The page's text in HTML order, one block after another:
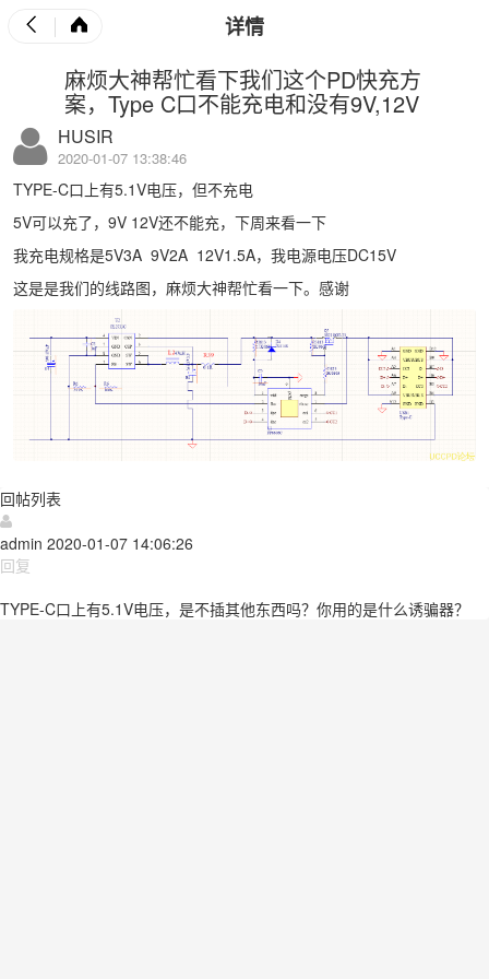
详情
麻烦大神帮忙看下我们这个PD快充方
案，Type C口不能充电和没有9V,12V
HUSIR
2020-01-07 13:38:46
TYPE-C口上有5.1V电压，但不充电
5V可以充了，9V 12V还不能充，下周来看一下
我充电规格是5V3A 9V2A 12V1.5A，我电源电压DC15V
这是是我们的线路图，麻烦大神帮忙看一下。感谢
回帖列表
admin 2020-01-07 14:06:26
回复
TYPE-C口上有5.1V电压，是不插其他东西吗？你用的是什么诱骗器？